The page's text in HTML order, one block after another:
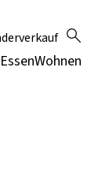
EssenWohnen